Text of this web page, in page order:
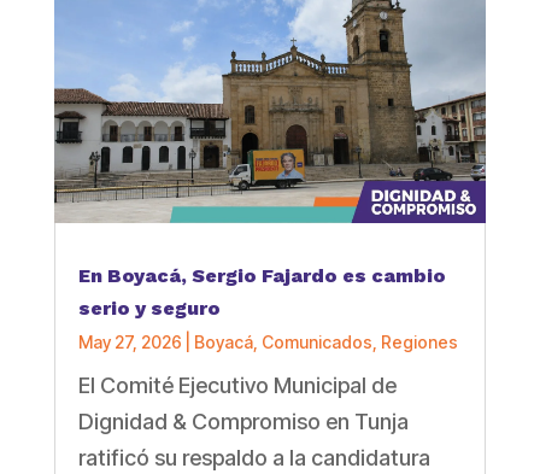
En Boyacá, Sergio Fajardo es cambio
serio y seguro
May 27, 2026 Boyacá, Comunicados Regiones
El Comité Ejecutivo Municipal de
Dignidad & Compromiso en Tunja
ratificó su respaldo a la candidatura